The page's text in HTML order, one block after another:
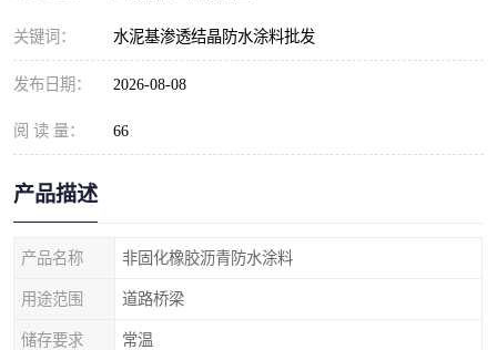
关键词： 水泥基渗透结晶防水涂料批发
发布日期： 2026-08-08
阅 读 量： 66
产品描述
产品名称 非固化橡胶沥青防水涂料
用途范围 道路桥梁
储存要求 常温